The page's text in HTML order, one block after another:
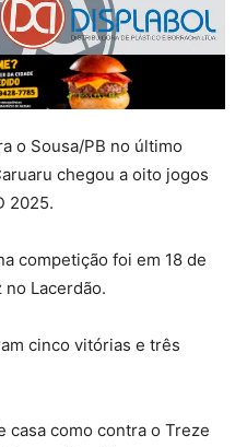
o Sousa/PB no último
chegou a oito jogos
2025.
competição foi em 18 de
no Lacerdão.
cinco vitórias e três
casa como contra o Treze